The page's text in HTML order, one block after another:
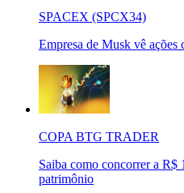
SPACEX (SPCX34)
Empresa de Musk vê ações
COPA BTG TRADER
Saiba como concorrer a R$
patrimônio